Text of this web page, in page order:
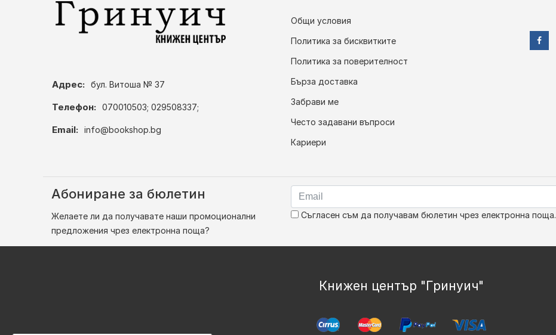
Адрес: бул. Витоша № 37
Телефон: 070010503; 029508337;
Email: info@bookshop.bg
Общи условия
Политика за бисквитките
Политика за поверителност
Бърза доставка
Забрави ме
Често задавани въпроси
Кариери
Абониране за бюлетин
Желаете ли да получавате наши промоционални
предложения чрез електронна поща?
Съгласен съм да получавам бюлетин чрез електронна поща.
Книжен център "Гринуич"